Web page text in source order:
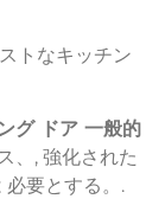
グ ドア 一般的
、, 強化された
必要とする。.